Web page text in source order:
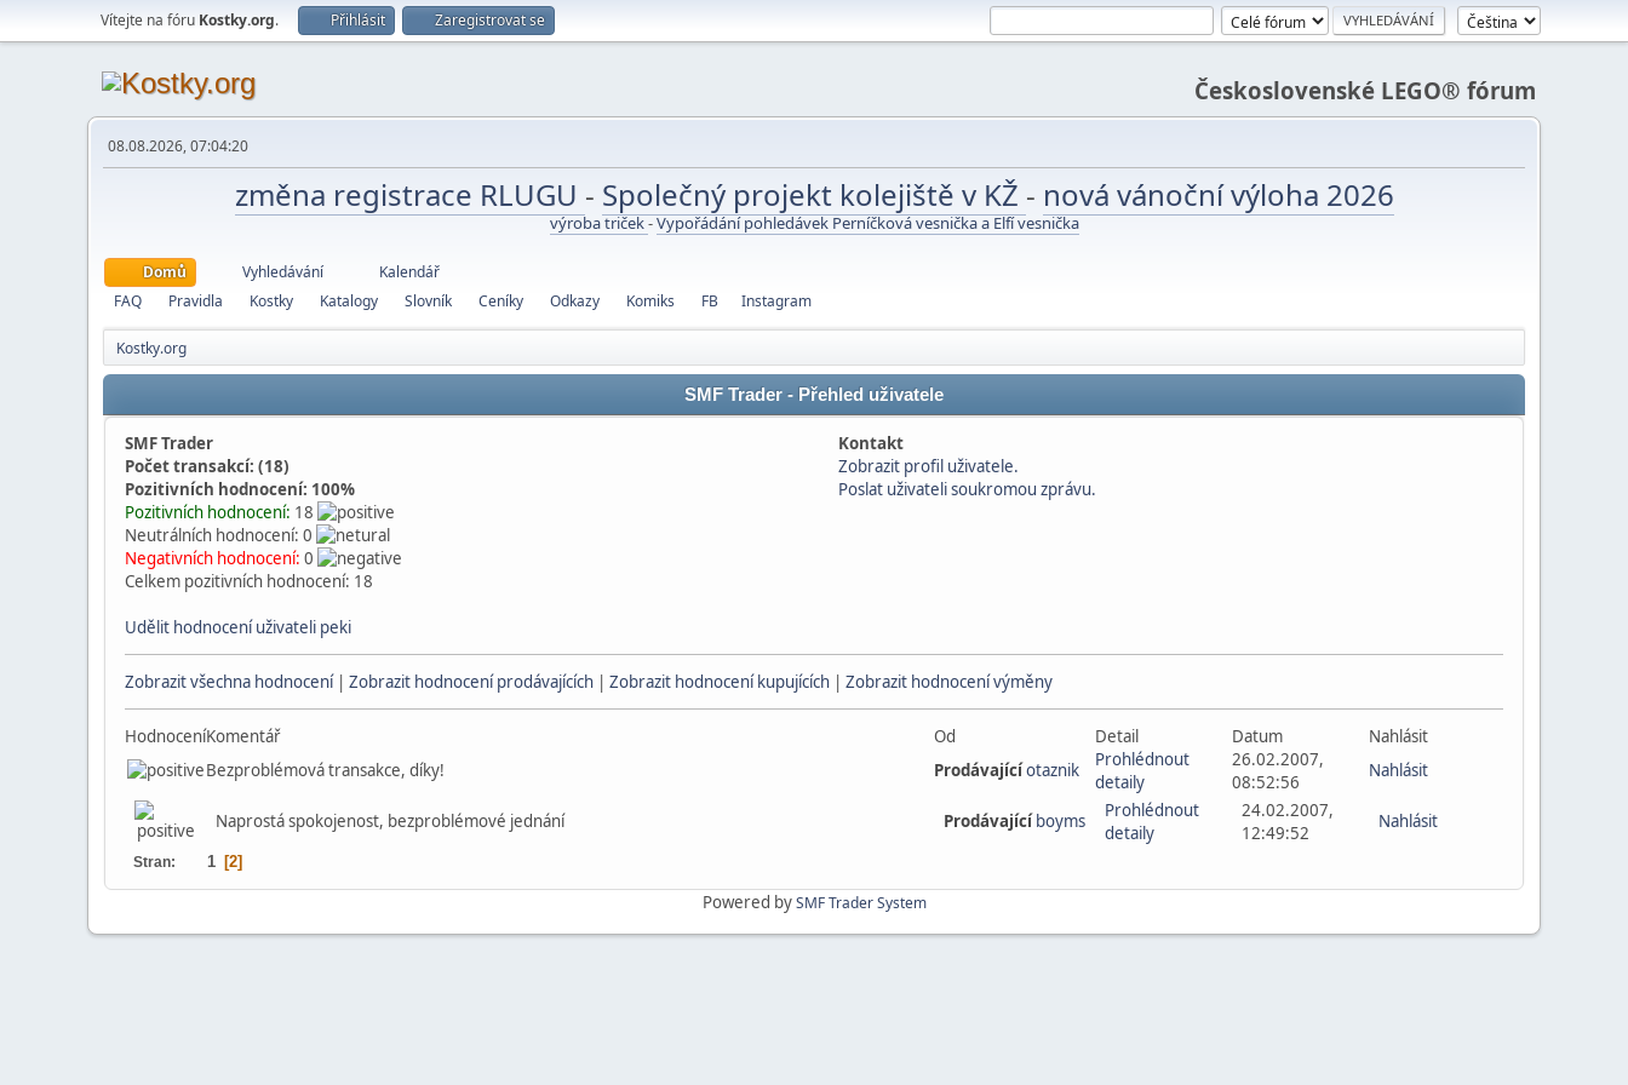
Vítejte na fóru Kostky.org. Přihlásit Zaregistrovat se
Československé LEGO® fórum
08.08.2026, 07:04:20
změna registrace RLUGU - Společný projekt kolejiště v KŽ - nová vánoční výloha 2026
výroba triček-Vypořádání pohledávek Perníčková vesnička a Elfí vesnička
Domů Vyhledávání
Kalendář
FAQ
Pravidla Kostky Katalogy Slovník Ceníky Odkazy Komiks FB Instagram
Kostky.org
SMF Trader - Přehled uživatele
SMF Trader
Kontakt
Počet transakcí: (18)
Zobrazit profil uživatele.
Pozitivních hodnocení: 100%
Poslat uživateli soukromou zprávu.
Pozitivních hodnocení: 18
Neutrálních hodnocení: 0
Negativních hodnocení: 0
Celkem pozitivních hodnocení: 18
Udělit hodnocení uživateli peki
Zobrazit všechna hodnocení| Zobrazit hodnocení prodávajících | Zobrazit hodnocení kupujících | Zobrazit hodnocení výměny
HodnoceníKomentář Od Detail Datum
Nahlásit
Bezproblémová transakce, díky!
Prodávajícíotaznik
Prohlédnout
detaily
26.02.2007,
08:52:56
Nahlásit
Naprostá spokojenost, bezproblémové jednání Prodávající boyms
Prohlédnout
detaily
24.02.2007,
12:49:52
Nahlásit
Stran 1 2
Powered bySMF Trader System